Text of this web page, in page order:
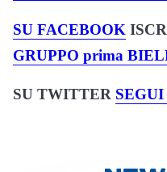
SU FACEBOOK
GRUPPO prima
SU TWITTER SEGUI